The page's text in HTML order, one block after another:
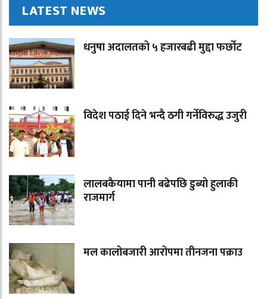
LATEST NEWS
धनुषा अदालतको ५ हजारबढी मुद्दा फर्छोट
विदेश पठाई दिने भन्दै ठगी गर्नेविरुद्ध उजुरी
लालबकैयामा पानी बढेपछि डुब्यो हुलाकी
राजमार्ग
मल कालोबजारी आरोपमा तीनजना पक्राउ